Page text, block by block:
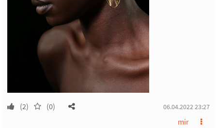
(2) (0) 06.04.2022 23:27
mir